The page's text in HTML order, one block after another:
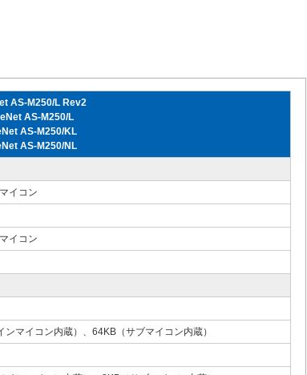
AS-M250/L Rev2
AS-M250/L
AS-M250/KL
AS-M250/NL
イコン
イコン
ンマイコン内蔵）、64KB（サブマイコン内蔵）